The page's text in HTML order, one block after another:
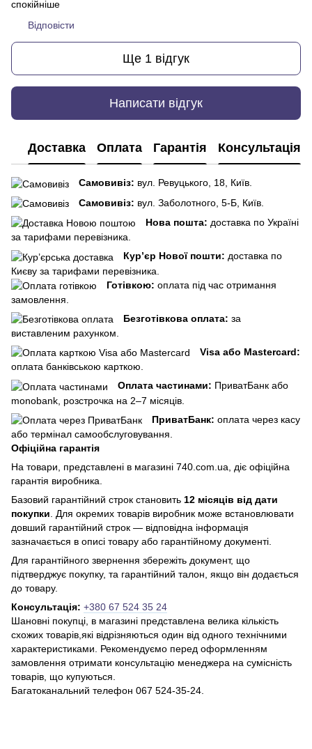
спокійніше
Відповісти
Ще 1 відгук
Написати відгук
Доставка Оплата Гарантія Консультація
Самовивіз: вул. Ревуцького, 18, Київ.
Самовивіз: вул. Заболотного, 5-Б, Київ.
Нова пошта: доставка по Україні
за тарифами перевізника.
Кур’єр Нової пошти: доставка по
Києву за тарифами перевізника.
Готівкою: оплата під час отримання
замовлення.
Безготівкова оплата: за
виставленим рахунком.
Visa або Mastercard:
оплата банківською карткою.
Оплата частинами: ПриватБанк або
monobank, розстрочка на 2–7 місяців.
ПриватБанк: оплата через касу
або термінал самообслуговування.
Офіційна гарантія
На товари, представлені в магазині 740.com.ua, діє офіційна
гарантія виробника.
Базовий гарантійний строк становить 12 місяців від дати
покупки . Для окремих товарів виробник може встановлювати
довший гарантійний строк — відповідна інформація
зазначається в описі товару або гарантійному документі.
Для гарантійного звернення збережіть документ, що
підтверджує покупку, та гарантійний талон, якщо він додається
до товару.
Консультація: +380 67 524 35 24
Шановні покупці, в магазині представлена ​​велика кількість
схожих товарів,які відрізняються один від одного технічними
характеристиками. Рекомендуємо перед оформленням
замовлення отримати консультацію менеджера на сумісність
товарів, що купуються.
Багатоканальний телефон 067 524-35-24.